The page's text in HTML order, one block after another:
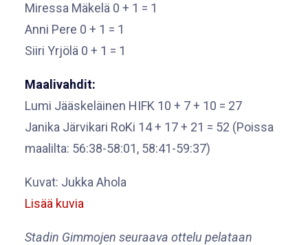
Miressa Mäkelä 0 + 1 = 1
Anni Pere 0 + 1 = 1
Siiri Yrjölä 0 + 1 = 1
Maalivahdit:
Lumi Jääskeläinen HIFK 10 + 7 + 10 = 27
Janika Järvikari RoKi 14 + 17 + 21 = 52 (Poissa
maalilta: 56:38-58:01, 58:41-59:37)
Kuvat: Jukka Ahola
Lisää kuvia
Stadin Gimmojen seuraava ottelu pelataan